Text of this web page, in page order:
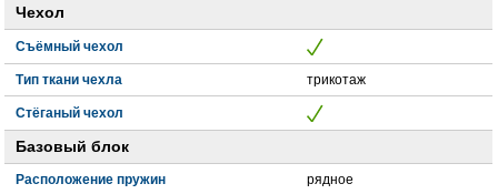
Чехол
Съёмный чехол
Тип ткани чехла трикотаж
Стёганый чехол
Базовый блок
Расположение пружин рядное